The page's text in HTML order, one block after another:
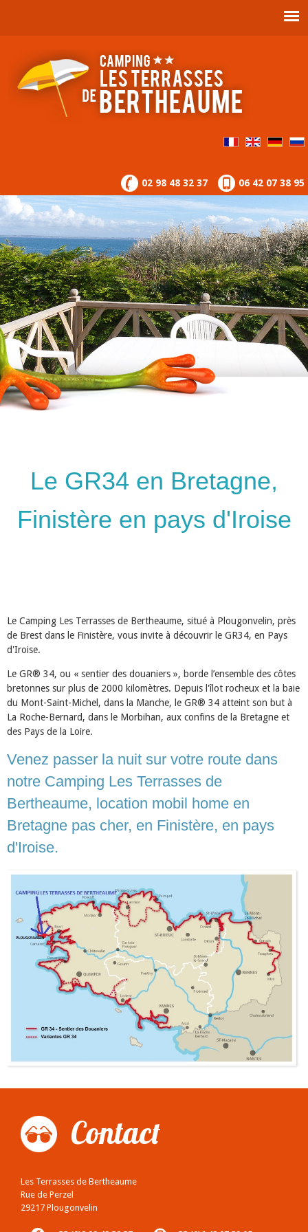
02 98 48 32 37 06 42 07 38 95
Le GR34 en Bretagne,
Finistère en pays d'Iroise
Le Camping Les Terrasses de Bertheaume, situé à Plougonvelin, près
de Brest dans le Finistère, vous invite à découvrir le GR34, en Pays
d'Iroise.
Le GR® 34, ou « sentier des douaniers », borde l’ensemble des côtes
bretonnes sur plus de 2000 kilomètres. Depuis l'îlot rocheux et la baie
du Mont-Saint-Michel, dans la Manche, le GR® 34 atteint son but à
La Roche-Bernard, dans le Morbihan, aux confins de la Bretagne et
des Pays de la Loire.
Venez passer la nuit sur votre route dans
notre Camping Les Terrasses de
Bertheaume, location mobil home en
Bretagne pas cher, en Finistère, en pays
d'Iroise.
Contact
Les Terrasses de Bertheaume
Rue de Perzel
29217 Plougonvelin